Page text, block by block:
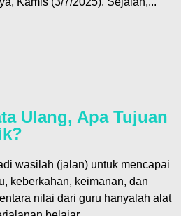
Ulang, Apa Tujuan
wasilah (jalan) untuk mencapai
keberkahan, keimanan, dan
nilai dari guru hanyalah alat